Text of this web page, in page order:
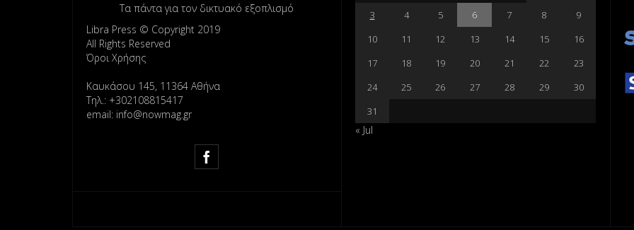
Τα πάντα για τον δικτυακό εξοπλισμό
Libra Press © Copyright 2019
All Rights Reserved
Όροι Χρήσης
Καυκάσου 145, 11364 Αθήνα
Τηλ.: +302108815417
email: info@nowmag.gr
3
4 5 6 7 8
9
10
11 12 13 14 15
16
17
18 19 20 21 22
23
24
25 26 27 28 29
30
31
« Jul